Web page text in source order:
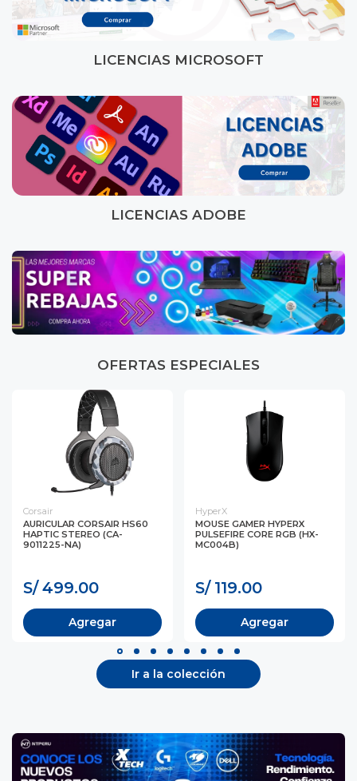
LICENCIAS MICROSOFT
LICENCIAS ADOBE
OFERTAS ESPECIALES
Corsair
AURICULAR CORSAIR HS60
HAPTIC STEREO (CA-
9011225-NA)
S/ 499.00
Agregar
HyperX
MOUSE GAMER HYPERX
PULSEFIRE CORE RGB (HX-
MC004B)
S/ 119.00
Agregar
Ir a la colección